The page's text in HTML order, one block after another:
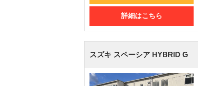
詳細はこちら
スズキ スペーシア HYBRID G